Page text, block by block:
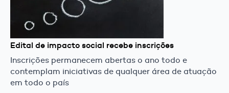
Edital de impacto social recebe inscrições
Inscrições permanecem abertas o ano todo e
contemplam iniciativas de qualquer área de atuação
em todo o país